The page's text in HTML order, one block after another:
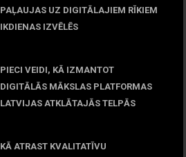
PAĻAUJAS UZ DIGITĀLAJIEM RĪKIEM
IKDIENAS IZVĒLĒS
PIECI VEIDI, KĀ IZMANTOT
DIGITĀLĀS MĀKSLAS PLATFORMAS
LATVIJAS ATKLĀTAJĀS TELPĀS
KĀ ATRAST KVALITATĪVU